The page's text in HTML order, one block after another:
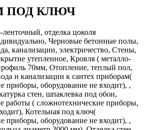
ПОД КЛЮЧ
отделка цоколя
Черновые бетонные полы,
канализации, электричество, Стены,
утепленное, Кровля ( металло-
70мм, Отопление, теплый пол,
и канализации к сантех приборам(
приборы, оборудование не входит), ,
стен, шпаклевка под обои,
работы ( сложнотехнические приборы,
Котельная под ключ(
приборы, оборудование не входит), ,